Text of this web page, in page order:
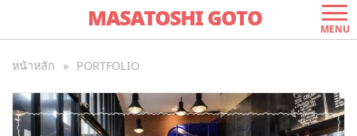
PORTFOLIO
หน้าหลัก » PORTFOLIO
MENU